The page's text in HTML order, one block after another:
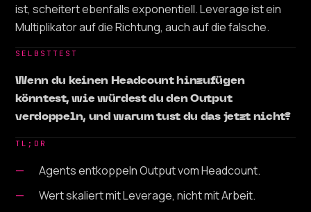
ist, scheitert ebenfalls exponentiell. Leverage ist ein
Multiplikator auf die Richtung, auch auf die falsche.
SELBSTTEST
Wenn du keinen Headcount hinzufügen
könntest, wie würdest du den Output
verdoppeln, und warum tust du das jetzt nicht?
TL;DR
Agents entkoppeln Output vom Headcount.
Wert skaliert mit Leverage, nicht mit Arbeit.